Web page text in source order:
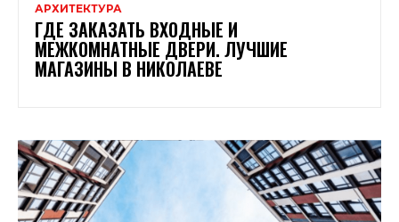
АРХИТЕКТУРА
ГДЕ ЗАКАЗАТЬ ВХОДНЫЕ И
МЕЖКОМНАТНЫЕ ДВЕРИ. ЛУЧШИЕ
МАГАЗИНЫ В НИКОЛАЕВЕ